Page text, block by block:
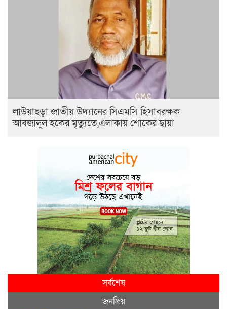
লাউয়াছড়া জাতীয় উদ্যানের সিএমসি হিসাবরক্ষক
আবজালুল হকের মৃত্যুতে,এলাকায় শোকের ছায়া
সর্বশেষ
জনপ্রিয়